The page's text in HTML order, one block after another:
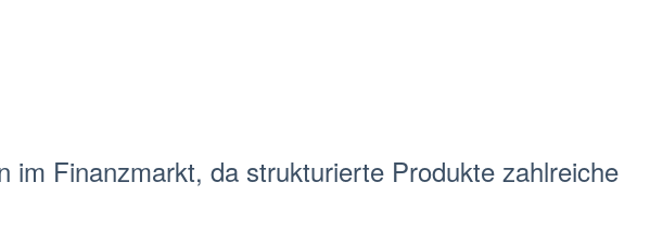
im Finanzmarkt, da strukturierte Produkte zahlreiche